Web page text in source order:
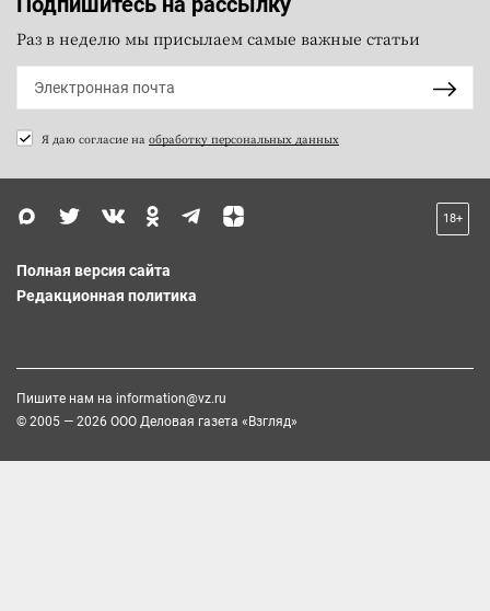
Раз в неделю мы присылаем самые важные статьи
Я даю согласие на обработку персональных данных
18+
Полная версия сайта
Редакционная политика
Пишите нам на information@vz.ru
© 2005 — 2026 ООО Деловая газета «Взгляд»